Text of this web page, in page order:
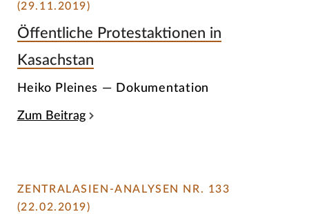
(29.11.2019)
Öffentliche Protestaktionen in
Kasachstan
Heiko Pleines — Dokumentation
Zum Beitrag
ZENTRALASIEN-ANALYSEN NR. 133
(22.02.2019)